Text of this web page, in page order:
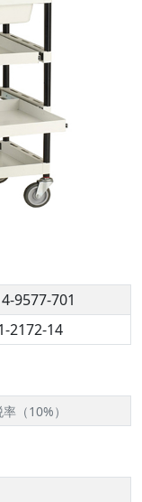
9577-701
2172-14
（10%）